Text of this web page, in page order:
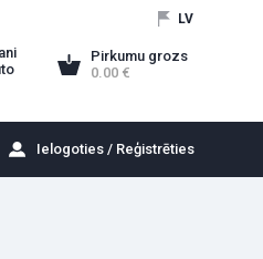
LV
Pirkumu grozs
0.00
Ielogoties / Reģistrēties